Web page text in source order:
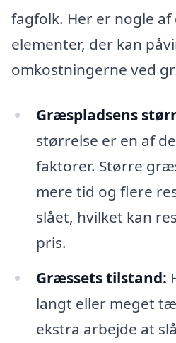
fagfolk. Her er nogle
elementer, der kan
omkostningerne ved
Græspladsens
størrelse er en af
faktorer. Større
mere tid og flere
slået, hvilket kan
pris.
Græssets tilstand:
langt eller meget
ekstra arbejde at